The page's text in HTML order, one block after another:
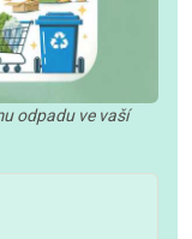
odpadu ve vaší